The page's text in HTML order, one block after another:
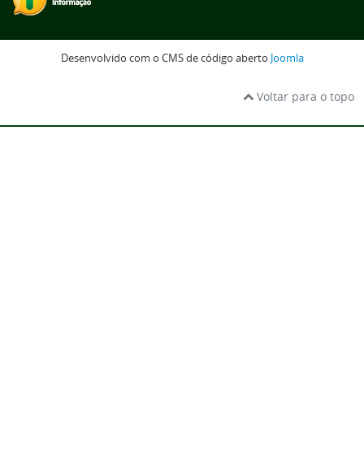
Desenvolvido com o CMS de código aberto Joomla
Voltar para o topo